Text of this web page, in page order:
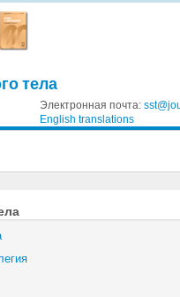
тела
Электронная почта:
English translations
физики
технической физики
тела